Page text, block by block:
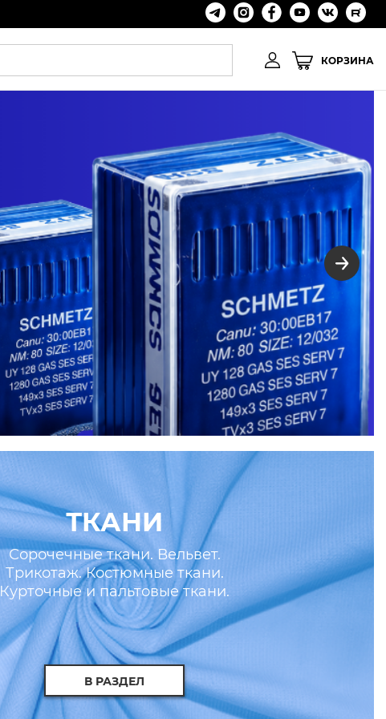
КОРЗИНА
ТКАНИ
Сорочечные ткани. Вельвет.
Трикотаж. Костюмные ткани.
Курточные и пальтовые ткани.
Искусственные кожа и мех.
В РАЗДЕЛ